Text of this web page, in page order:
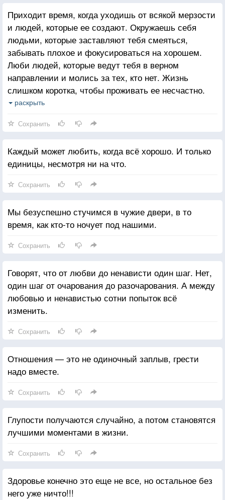
Приходит время, когда уходишь от всякой мерзости
и людей, которые ее создают. Окружаешь себя
людьми, которые заставляют тебя смеяться,
забывать плохое и фокусироваться на хорошем.
Люби людей, которые ведут тебя в верном
направлении и молись за тех, кто нет. Жизнь
слишком коротка, чтобы проживать ее несчастно.
Падение - это часть жизни, но восстание - сама
раскрыть
Сохранить
Каждый может любить, когда всё хорошо. И только
единицы, несмотря ни на что.
Сохранить
Мы безуспешно стучимся в чужие двери, в то
время, как кто-то ночует под нашими.
Сохранить
Говорят, что от любви до ненависти один шаг. Нет,
один шаг от очарования до разочарования. А между
любовью и ненавистью сотни попыток всё
изменить.
Сохранить
Отношения — это не одиночный заплыв, грести
надо вместе.
Сохранить
Глупости получаются случайно, а потом становятся
лучшими моментами в жизни.
Сохранить
Здоровье конечно это еще не все, но остальное без
него уже ничто!!!